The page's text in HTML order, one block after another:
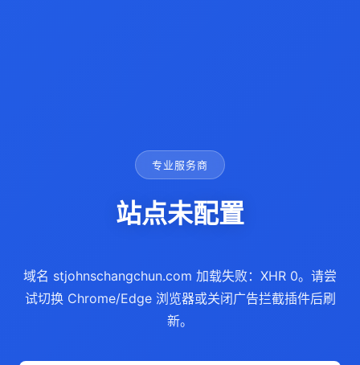
专业服务商
站点未配置
域名 stjohnschangchun.com 加载失败：XHR 0。请尝
试切换 Chrome/Edge 浏览器或关闭广告拦截插件后刷
新。